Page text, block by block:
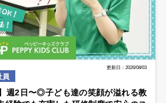
更新日：2026/08/03
員
週2日〜◎子ども達の笑顔が溢れる教